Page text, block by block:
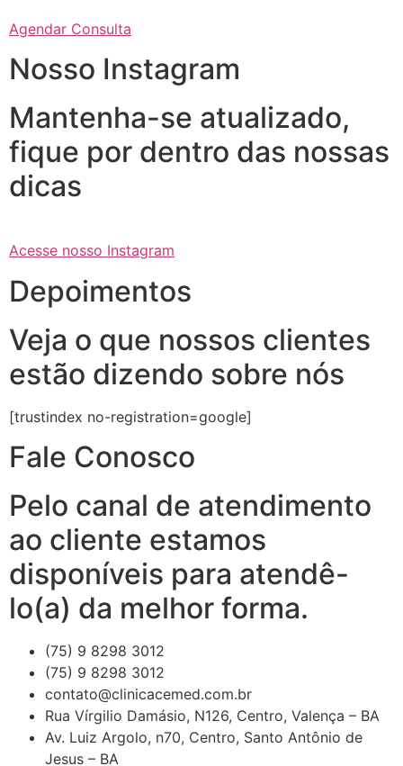
Agendar Consulta
Nosso Instagram
Mantenha-se atualizado,
fique por dentro das nossas
dicas
Acesse nosso Instagram
Depoimentos
Veja o que nossos clientes
estão dizendo sobre nós
[trustindex no-registration=google]
Fale Conosco
Pelo canal de atendimento
ao cliente estamos
disponíveis para atendê-
lo(a) da melhor forma.
(75) 9 8298 3012
(75) 9 8298 3012
contato@clinicacemed.com.br
Rua Vírgilio Damásio, N126, Centro, Valença – BA
Av. Luiz Argolo, n70, Centro, Santo Antônio de
Jesus – BA